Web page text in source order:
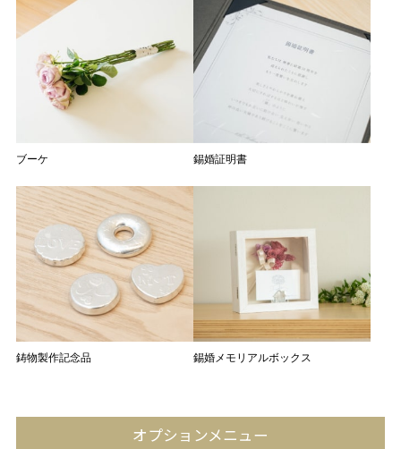
ブーケ 錫婚証明書
鋳物製作記念品 錫婚メモリアルボックス
オプションメニュー